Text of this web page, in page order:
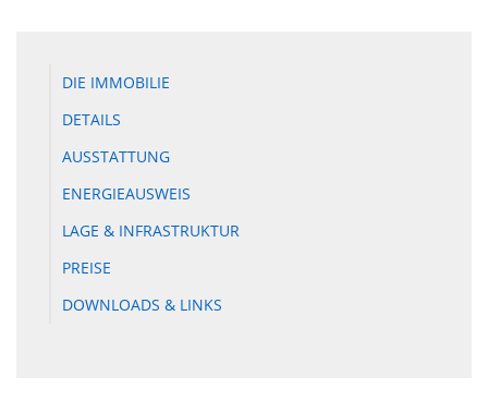
DIE IMMOBILIE
DETAILS
AUSSTATTUNG
ENERGIEAUSWEIS
LAGE & INFRASTRUKTUR
PREISE
DOWNLOADS & LINKS